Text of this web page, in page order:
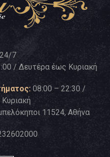
24/7
/ Δευτέρα έως Κυριακή
08:00 – 22:30 /
11524, Αθήνα